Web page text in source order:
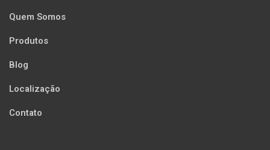
Quem Somos
Produtos
Blog
Localização
Contato